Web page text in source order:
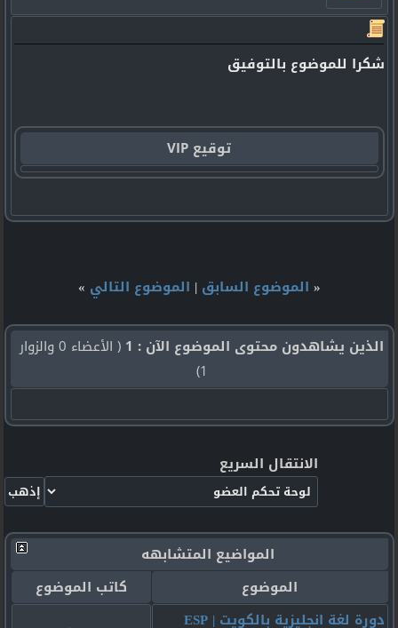
شكرا للموضوع بالتوفيق
توقيع VIP
« الموضوع السابق | الموضوع التالي »
الذين يشاهدون محتوى الموضوع الآن : 1
( الأعضاء 0 والزوار
1)
الانتقال السريع
المواضيع المتشابهه
الموضوع
كاتب الموضوع
دورة لغة انجليزية بالكويت | ESP